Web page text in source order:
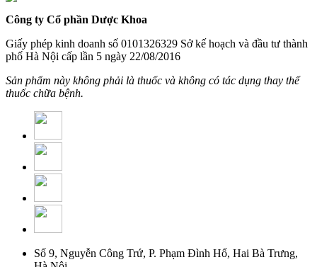
Công ty Cổ phần Dược Khoa
Giấy phép kinh doanh số 0101326329 Sở kế hoạch và đầu tư thành
phố Hà Nội cấp lần 5 ngày 22/08/2016
Sản phẩm này không phải là thuốc và không có tác dụng thay thế
thuốc chữa bệnh.
Số 9, Nguyễn Công Trứ, P. Phạm Đình Hổ, Hai Bà Trưng,